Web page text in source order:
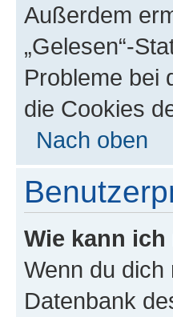
Außerdem
„Gelesen“-
Probleme bei
die Cookies
Nach oben
Wie kann
Wenn du dich
Datenbank